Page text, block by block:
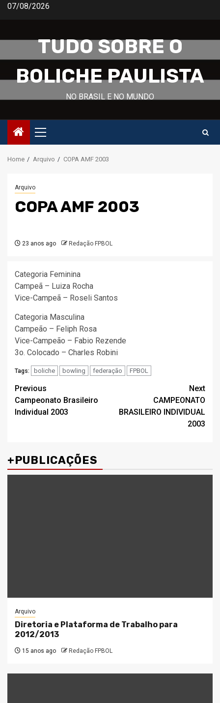
Skip07/08/2026
TUDO SOBRE O
BOLICHE PAULISTA
NO BRASIL E NO MUNDO
Primary
Menu
Home Arquivo COPA AMF 2003
Arquivo
COPA AMF 2003
23 anos ago Redação FPBOL
Categoria Feminina
Campeã – Luiza Rocha
Vice-Campeã – Roseli Santos
Categoria Masculina
Campeão – Feliph Rosa
Vice-Campeão – Fabio Rezende
3o. Colocado – Charles Robini
Tags: boliche bowling federação FPBOL
Post
navigation
Previous
Campeonato Brasileiro
Individual 2003
Next
CAMPEONATO
BRASILEIRO INDIVIDUAL
2003
+PUBLICAÇÕES
Arquivo
Diretoria e Plataforma de Trabalho para
2012/2013
15 anos ago Redação FPBOL